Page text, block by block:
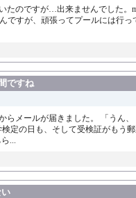
たのですが…出来ませんでした
すが、頑張ってプールには行
ですね
らメールが届きました。 「う
の日も、そして受検証がもう
...